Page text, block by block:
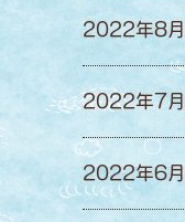
2022年8月
2022年7月
2022年6月